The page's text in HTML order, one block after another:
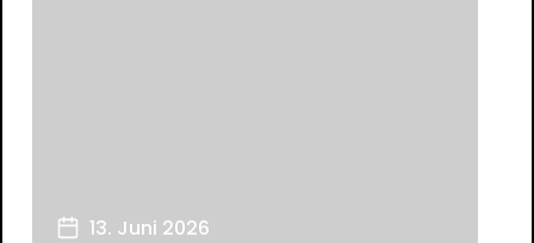
13. Juni 2026